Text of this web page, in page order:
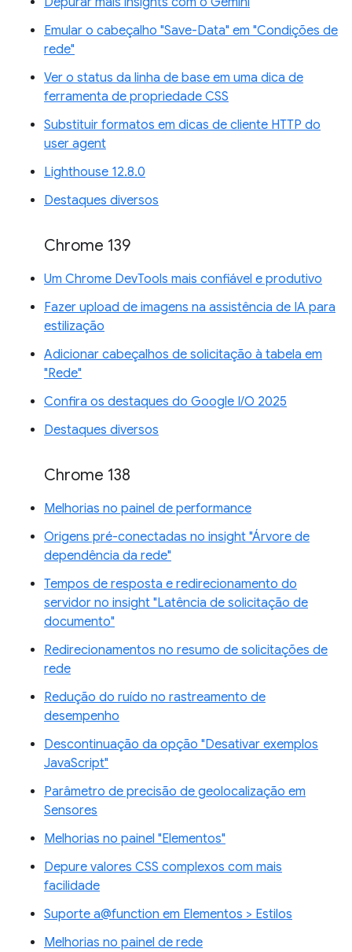
Emular o cabeçalho "Save-Data" em "Condições de
rede"
Ver o status da linha de base em uma dica de
ferramenta de propriedade CSS
Substituir formatos em dicas de cliente HTTP do
user agent
Lighthouse 12.8.0
Destaques diversos
Chrome 139
Um Chrome DevTools mais confiável e produtivo
Fazer upload de imagens na assistência de IA para
estilização
Adicionar cabeçalhos de solicitação à tabela em
"Rede"
Confira os destaques do Google I/O 2025
Destaques diversos
Chrome 138
Melhorias no painel de performance
Origens pré-conectadas no insight "Árvore de
dependência da rede"
Tempos de resposta e redirecionamento do
servidor no insight "Latência de solicitação de
documento"
Redirecionamentos no resumo de solicitações de
rede
Redução do ruído no rastreamento de
desempenho
Descontinuação da opção "Desativar exemplos
JavaScript"
Parâmetro de precisão de geolocalização em
Sensores
Melhorias no painel "Elementos"
Depure valores CSS complexos com mais
facilidade
Suporte a@function em Elementos > Estilos
Melhorias no painel de rede